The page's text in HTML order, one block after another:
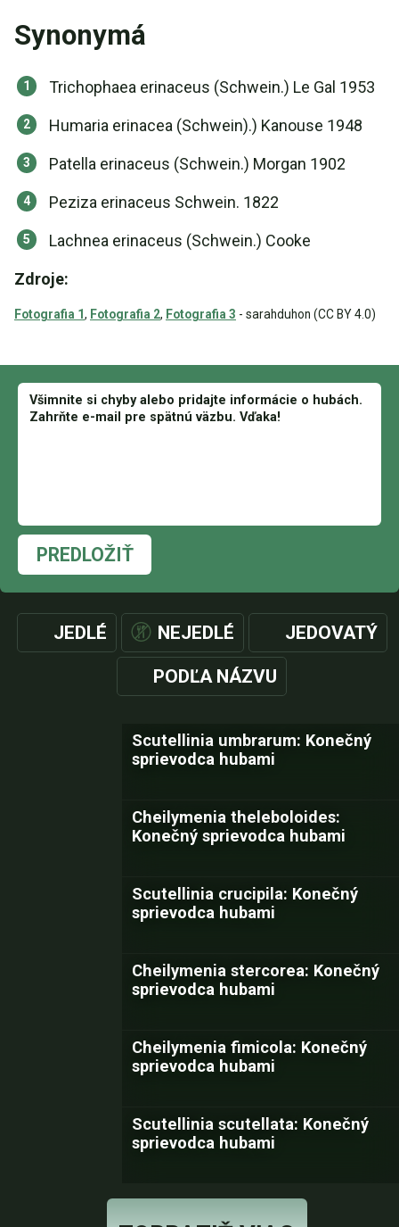
Synonymá
Trichophaea erinaceus (Schwein.) Le Gal 1953
Humaria erinacea (Schwein).) Kanouse 1948
Patella erinaceus (Schwein.) Morgan 1902
Peziza erinaceus Schwein. 1822
Lachnea erinaceus (Schwein.) Cooke
Zdroje:
Fotografia 1, Fotografia 2, Fotografia 3 - sarahduhon (CC BY 4.0)
PREDLOŽIŤ
JEDLÉ NEJEDLÉ JEDOVATÝ
PODĽA NÁZVU
Scutellinia umbrarum: Konečný
sprievodca hubami
Cheilymenia theleboloides:
Konečný sprievodca hubami
Scutellinia crucipila: Konečný
sprievodca hubami
Cheilymenia stercorea: Konečný
sprievodca hubami
Cheilymenia fimicola: Konečný
sprievodca hubami
Scutellinia scutellata: Konečný
sprievodca hubami